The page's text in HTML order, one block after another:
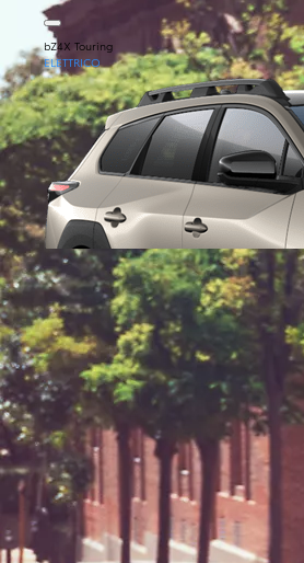
bZ4X Touring
ELETTRICO
Da
376.60/MESE